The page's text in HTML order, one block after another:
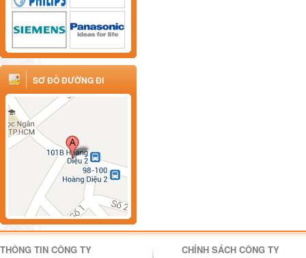
SƠ ĐỒ ĐƯỜNG ĐI
THÔNG TIN CÔNG TY CHÍNH SÁCH CÔNG TY